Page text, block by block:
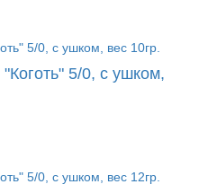
5/0, с ушком,